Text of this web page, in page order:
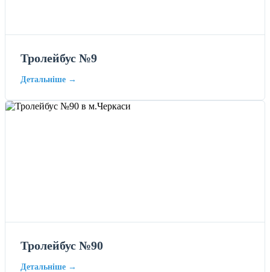
Тролейбус №9
Детальніше →
Тролейбус №90
Детальніше →